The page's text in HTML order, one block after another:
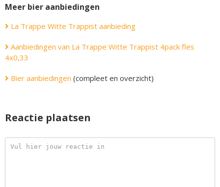
Meer bier aanbiedingen
La Trappe Witte Trappist aanbieding
Aanbiedingen van La Trappe Witte Trappist 4pack fles
4x0,33
Bier aanbiedingen (compleet en overzicht)
Reactie plaatsen